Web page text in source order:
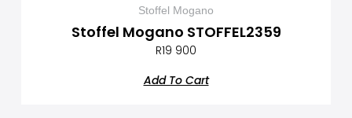
Stoffel Mogano
Stoffel Mogano STOFFEL2359
R19 900
Add To Cart